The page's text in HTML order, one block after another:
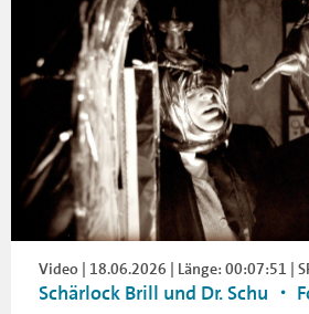
Video | 18.06.2026 | Länge: 00:07:51 |
Schärlock Brill und Dr. Schu ・